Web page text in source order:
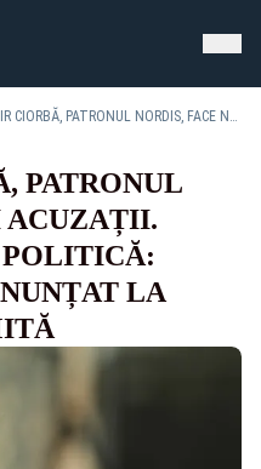
VLADIMIR CIORBĂ, PATRONUL NORDIS, FACE NOI ACUZAȚII. BOMBĂ PE SCENA POLITICĂ: MICUȘOR DAN, DENUNȚAT LA DIICOT PENTRU MITĂ
PATRONUL
ACUZAȚII.
POLITICĂ:
LA